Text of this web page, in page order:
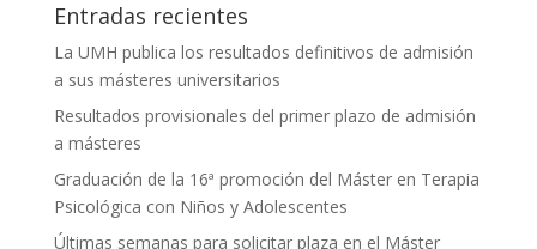
Entradas recientes
La UMH publica los resultados definitivos de admisión
a sus másteres universitarios
Resultados provisionales del primer plazo de admisión
a másteres
Graduación de la 16ª promoción del Máster en Terapia
Psicológica con Niños y Adolescentes
Últimas semanas para solicitar plaza en el Máster